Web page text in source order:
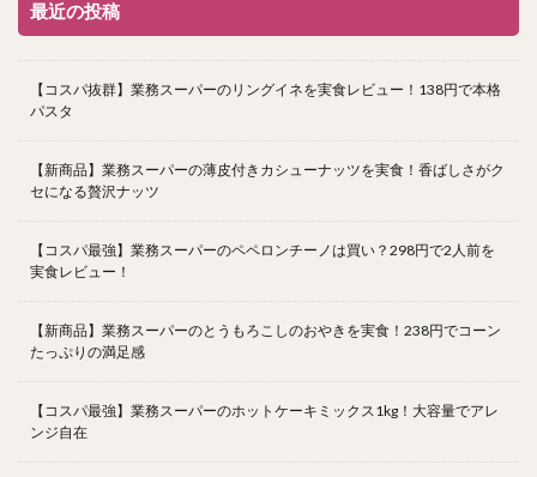
最近の投稿
【コスパ抜群】業務スーパーのリングイネを実食レビュー！138円で本格
パスタ
【新商品】業務スーパーの薄皮付きカシューナッツを実食！香ばしさがク
セになる贅沢ナッツ
【コスパ最強】業務スーパーのペペロンチーノは買い？298円で2人前を
実食レビュー！
【新商品】業務スーパーのとうもろこしのおやきを実食！238円でコーン
たっぷりの満足感
【コスパ最強】業務スーパーのホットケーキミックス1kg！大容量でアレ
ンジ自在